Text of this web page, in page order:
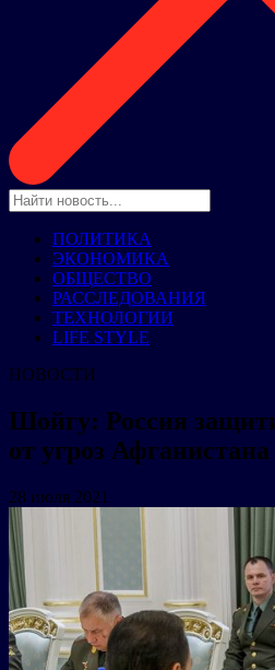
ПОЛИТИКА
ЭКОНОМИКА
ОБЩЕСТВО
РАССЛЕДОВАНИЯ
ТЕХНОЛОГИИ
LIFE STYLE
НОВОСТИ
Шойгу: Россия
от угроз Афганистана
28 июля 2021